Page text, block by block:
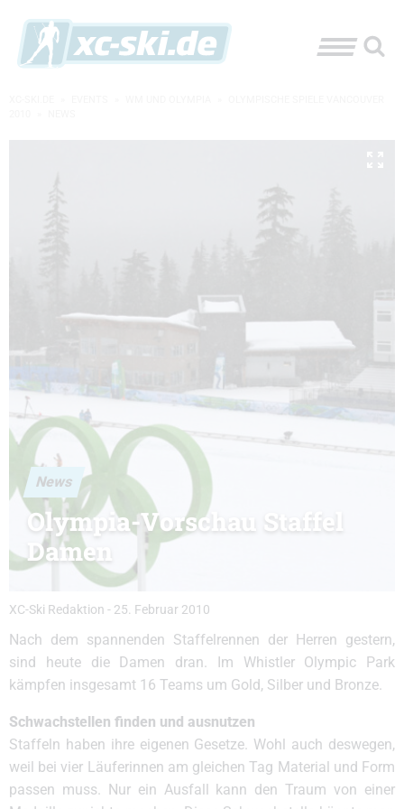
News
Olympia-Vorschau Staffel
Damen
XC-Ski Redaktion - 25. Februar 2010
Nach dem spannenden Staffelrennen der Herren gestern,
sind heute die Damen dran. Im Whistler Olympic Park
kämpfen insgesamt 16 Teams um Gold, Silber und Bronze.
Schwachstellen finden und ausnutzen
Staffeln haben ihre eigenen Gesetze. Wohl auch deswegen,
weil bei vier Läuferinnen am gleichen Tag Material und Form
passen muss. Nur ein Ausfall kann den Traum von einer